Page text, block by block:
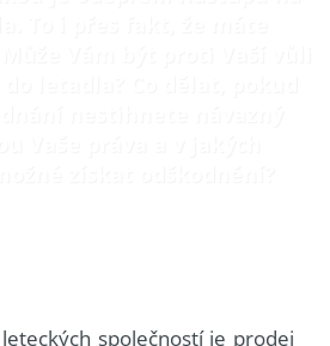
společností je prodej